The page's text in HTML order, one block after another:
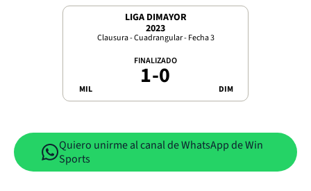
LIGA DIMAYOR
2023
Clausura - Cuadrangular - Fecha 3
MIL
FINALIZADO
1-0 DIM
Quiero unirme al canal de WhatsApp de Win
Sports